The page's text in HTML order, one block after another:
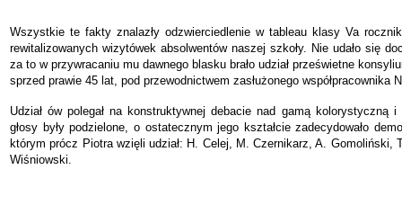
Wszystkie te fakty znalazły odzwierciedlenie w tableau klasy Va
rewitalizowanych wizytówek absolwentów naszej szkoły. Nie udało się
za to w przywracaniu mu dawnego blasku brało udział prześwietne
sprzed prawie 45 lat, pod przewodnictwem zasłużonego współpracownika
Udział ów polegał na konstruktywnej debacie nad gamą kolorystyczną
głosy były podzielone, o ostatecznym jego kształcie zadecydowało
którym prócz Piotra wzięli udział: H. Celej, M. Czernikarz, A.
Wiśniowski.